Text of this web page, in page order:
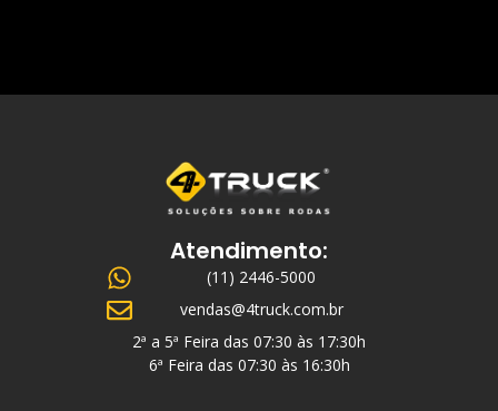
Atendimento:
(11) 2446-5000
vendas@4truck.com.br
2ª a 5ª Feira das 07:30 às 17:30h
6ª Feira das 07:30 às 16:30h